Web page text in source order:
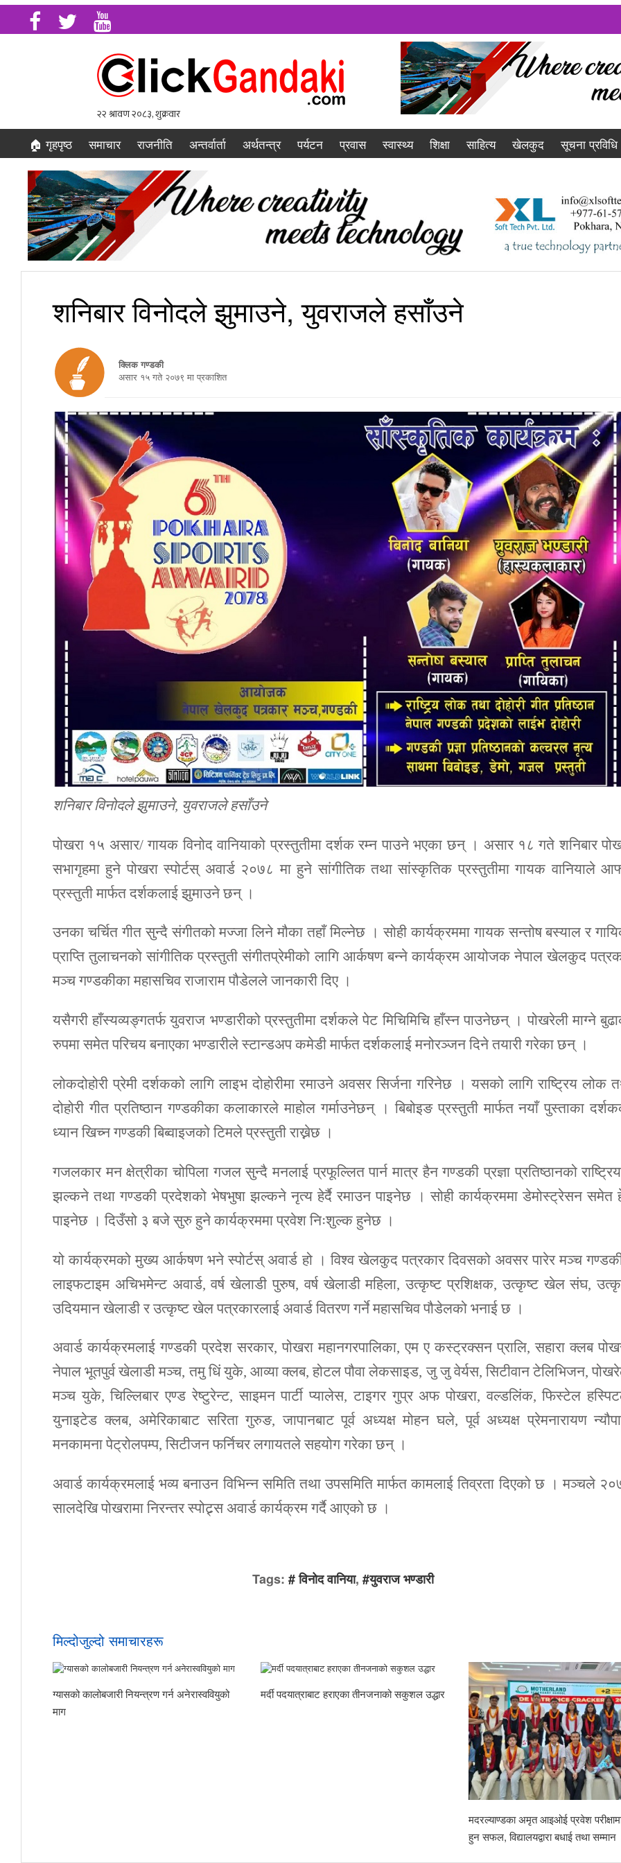
🏠 गृहपृष्ठ समाचार राजनीति अन्तर्वार्ता अर्थतन्त्र पर्यटन प्रवास स्वास्थ्य शिक्षा साहित्य खेलकुद सूचना प्रविधि
शनिबार विनोदले झुमाउने, युवराजले हसाँउने
क्लिक गण्डकी
असार १५ गते २०७९ मा प्रकाशित
शनिबार विनोदले झुमाउने, युवराजले हसाँउने
पोखरा १५ असार/ गायक विनोद वानियाको प्रस्तुतीमा दर्शक रम्न पाउने भएका छन् । असार १८ गते शनिबार
सभागृहमा हुने पोखरा स्पोर्टस् अवार्ड २०७८ मा हुने सांगीतिक तथा सांस्कृतिक प्रस्तुतीमा गायक वानियाले
प्रस्तुती मार्फत दर्शकलाई झुमाउने छन् ।
उनका चर्चित गीत सुन्दै संगीतको मज्जा लिने मौका तहाँ मिल्नेछ । सोही कार्यक्रममा गायक सन्तोष बस्याल र
प्राप्ति तुलाचनको सांगीतिक प्रस्तुती संगीतप्रेमीको लागि आर्कषण बन्ने कार्यक्रम आयोजक नेपाल खेलकुद
मञ्च गण्डकीका महासचिव राजाराम पौडेलले जानकारी दिए ।
यसैगरी हाँस्यव्यङ्गतर्फ युवराज भण्डारीको प्रस्तुतीमा दर्शकले पेट मिचिमिचि हाँस्न पाउनेछन् । पोखरेली माग्ने
रुपमा समेत परिचय बनाएका भण्डारीले स्टान्डअप कमेडी मार्फत दर्शकलाई मनोरञ्जन दिने तयारी गरेका छन् ।
लोकदोहोरी प्रेमी दर्शकको लागि लाइभ दोहोरीमा रमाउने अवसर सिर्जना गरिनेछ । यसको लागि राष्ट्रिय लोक
दोहोरी गीत प्रतिष्ठान गण्डकीका कलाकारले माहोल गर्माउनेछन् । बिबोइङ प्रस्तुती मार्फत नयाँ पुस्ताका
ध्यान खिच्न गण्डकी बिब्वाइजको टिमले प्रस्तुती राख्नेछ ।
गजलकार मन क्षेत्रीका चोपिला गजल सुन्दै मनलाई प्रफूल्लित पार्न मात्र हैन गण्डकी प्रज्ञा प्रतिष्ठानको
झल्कने तथा गण्डकी प्रदेशको भेषभुषा झल्कने नृत्य हेर्दै रमाउन पाइनेछ । सोही कार्यक्रममा डेमोस्ट्रेसन समेत
पाइनेछ । दिउँसो ३ बजे सुरु हुने कार्यक्रममा प्रवेश निःशुल्क हुनेछ ।
यो कार्यक्रमको मुख्य आर्कषण भने स्पोर्टस् अवार्ड हो । विश्व खेलकुद पत्रकार दिवसको अवसर पारेर मञ्च
लाइफटाइम अचिभमेन्ट अवार्ड, वर्ष खेलाडी पुरुष, वर्ष खेलाडी महिला, उत्कृष्ट प्रशिक्षक, उत्कृष्ट खेल संघ,
उदियमान खेलाडी र उत्कृष्ट खेल पत्रकारलाई अवार्ड वितरण गर्ने महासचिव पौडेलको भनाई छ ।
अवार्ड कार्यक्रमलाई गण्डकी प्रदेश सरकार, पोखरा महानगरपालिका, एम ए कस्ट्रक्सन प्रालि, सहारा क्लब
नेपाल भूतपुर्व खेलाडी मञ्च, तमु धिं युके, आव्या क्लब, होटल पौवा लेकसाइड, जु जु वेर्यस, सिटीवान टेलिभिजन,
मञ्च युके, चिल्लिबार एण्ड रेष्टुरेन्ट, साइमन पार्टी प्यालेस, टाइगर गुप्र अफ पोखरा, वल्डलिंक, फिस्टेल
युनाइटेड क्लब, अमेरिकाबाट सरिता गुरुङ, जापानबाट पूर्व अध्यक्ष मोहन घले, पूर्व अध्यक्ष प्रेमनारायण
मनकामना पेट्रोलपम्प, सिटीजन फर्निचर लगायतले सहयोग गरेका छन् ।
अवार्ड कार्यक्रमलाई भव्य बनाउन विभिन्न समिति तथा उपसमिति मार्फत कामलाई तिव्रता दिएको छ । मञ्चले
सालदेखि पोखरामा निरन्तर स्पोट्र्स अवार्ड कार्यक्रम गर्दै आएको छ ।
Tags: # विनोद वानिया, #युवराज भण्डारी
मिल्दोजुल्दो समाचारहरू
ग्यासको कालोबजारी नियन्त्रण गर्न अनेरास्ववियुको
माग
मर्दी पदयात्राबाट हराएका तीनजनाको सकुशल उद्धार
मदरल्याण्डका अमृत आइओई प्रवेश परीक्षामा
हुन सफल, विद्यालयद्वारा बधाई तथा सम्मान